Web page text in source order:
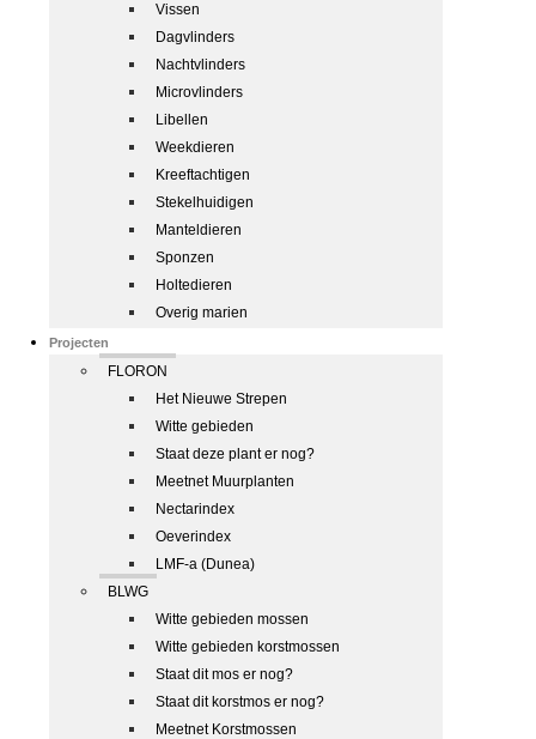
Vissen
Dagvlinders
Nachtvlinders
Microvlinders
Libellen
Weekdieren
Kreeftachtigen
Stekelhuidigen
Manteldieren
Sponzen
Holtedieren
Overig marien
Projecten
FLORON
Het Nieuwe Strepen
Witte gebieden
Staat deze plant er nog?
Meetnet Muurplanten
Nectarindex
Oeverindex
LMF-a (Dunea)
BLWG
Witte gebieden mossen
Witte gebieden korstmossen
Staat dit mos er nog?
Staat dit korstmos er nog?
Meetnet Korstmossen